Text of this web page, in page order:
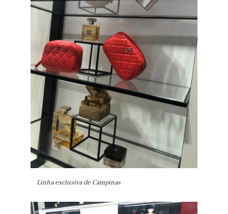
Linha exclusiva de Campinas